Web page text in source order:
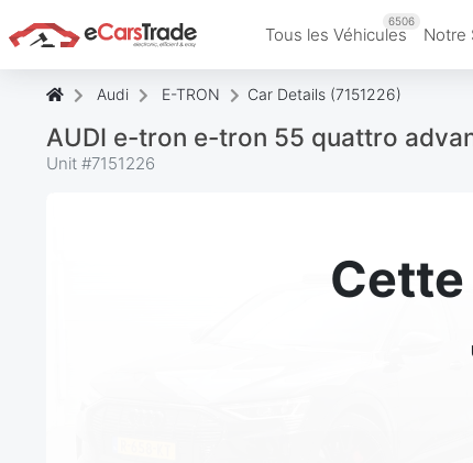
Tous les Véhicules
6506
Notre
Audi E-TRON Car Details (7151226)
AUDI e-tron e-tron 55 quattro
Unit #7151226